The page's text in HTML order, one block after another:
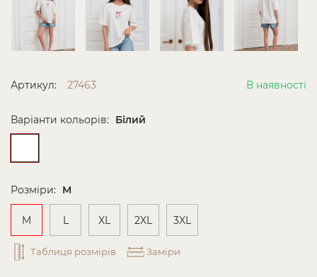
Артикул: 27463 В наявності
Варіанти кольорів: Білий
Розміри: M
M L XL 2XL 3XL
Таблиця розмірів Заміри